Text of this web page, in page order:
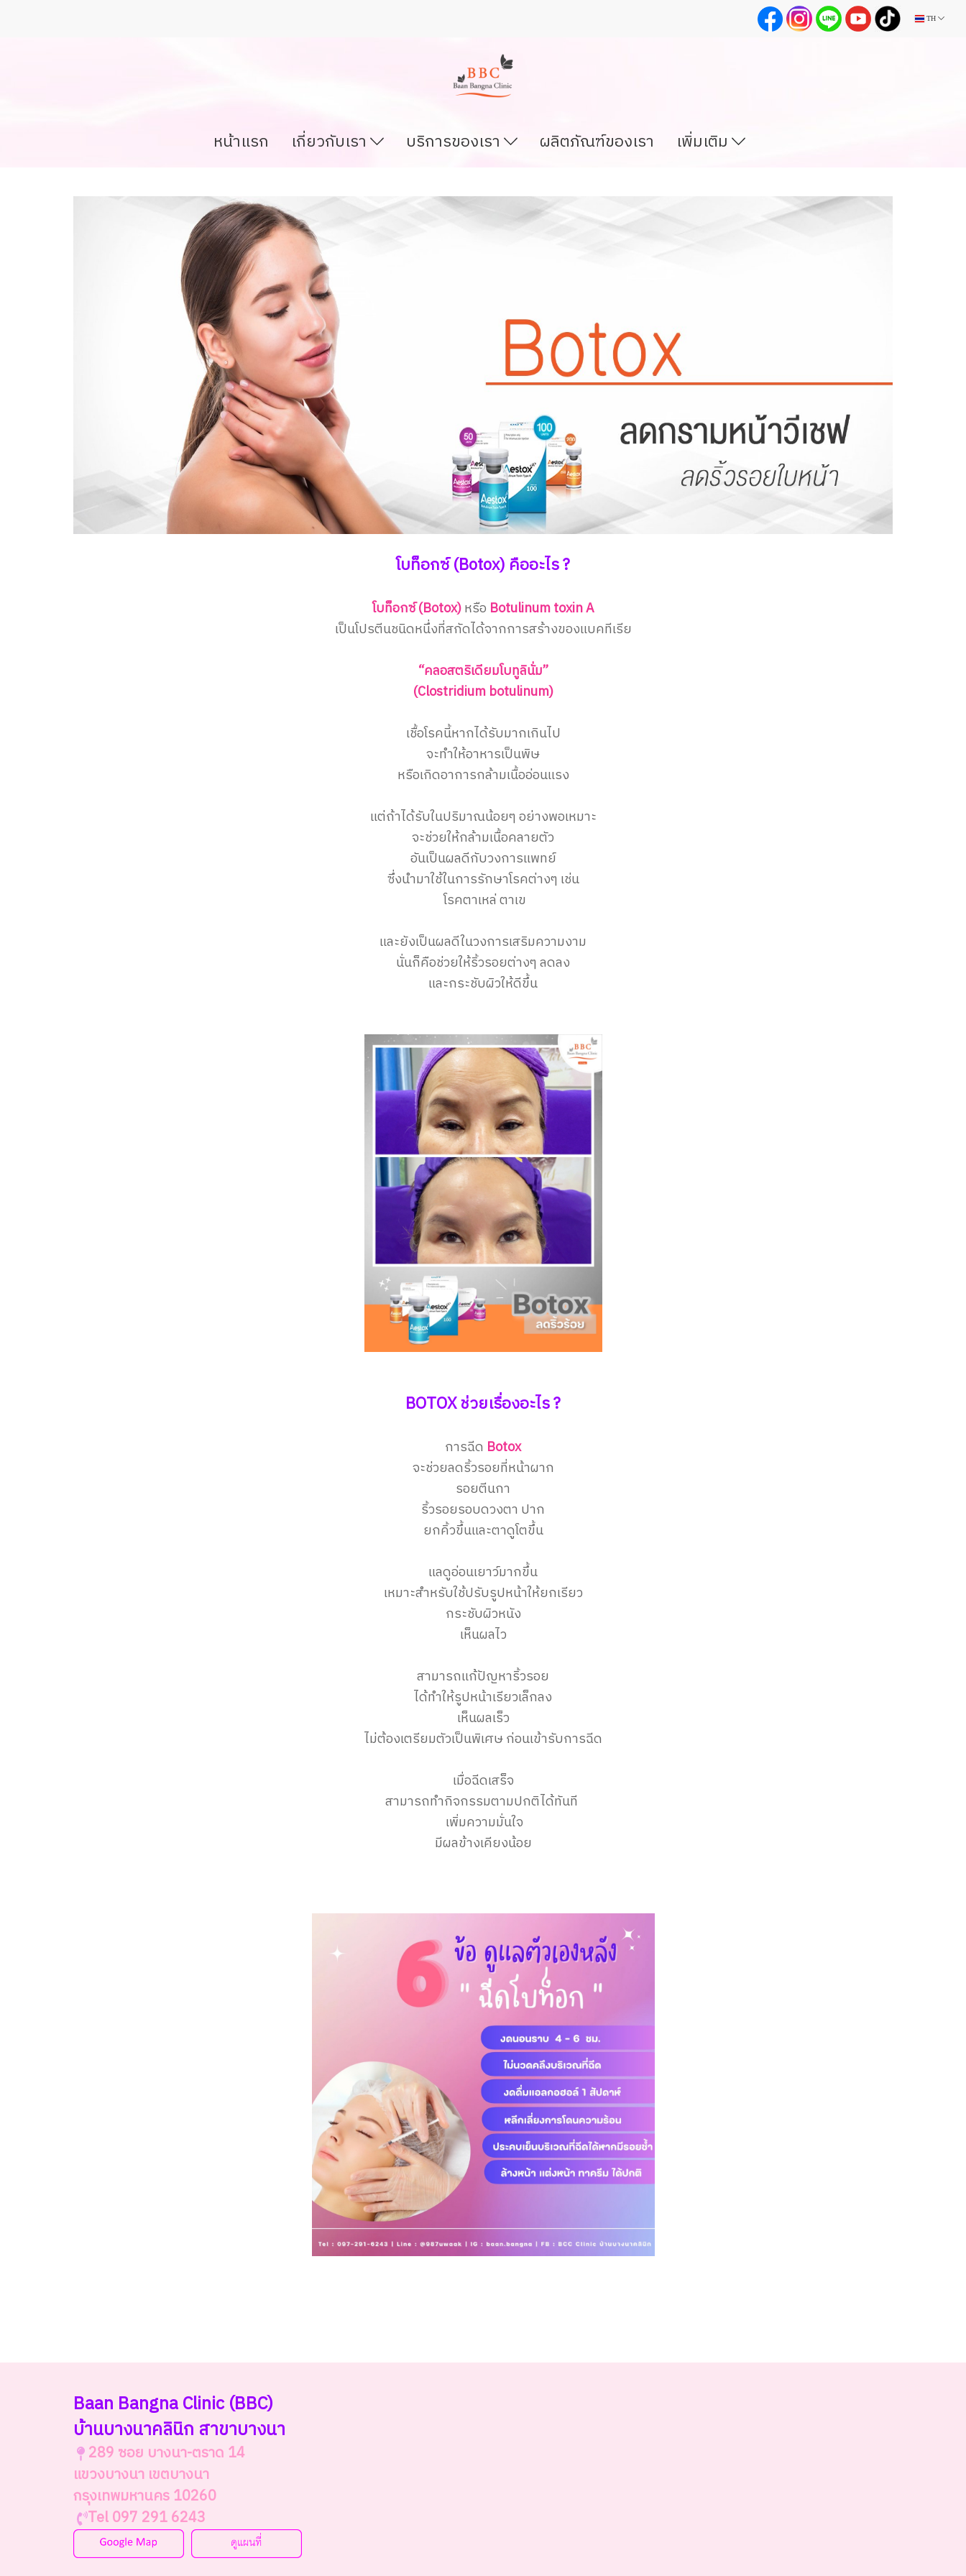
TH
หน้าแรก เกี่ยวกับเรา บริการของเรา ผลิตภัณฑ์ของเรา เพิ่มเติม
โบท็อกซ์ (Botox) คืออะไร ?
โบท็อกซ์ (Botox)หรือ Botulinum toxin A
เป็นโปรตีนชนิดหนึ่งที่สกัดได้จากการสร้างของแบคทีเรีย
“คลอสตริเดียมโบทูลินั่ม”
(Clostridium botulinum)
เชื้อโรคนี้หากได้รับมากเกินไป
จะทำให้อาหารเป็นพิษ
หรือเกิดอาการกล้ามเนื้ออ่อนแรง
แต่ถ้าได้รับในปริมาณน้อยๆ อย่างพอเหมาะ
จะช่วยให้กล้ามเนื้อคลายตัว
อันเป็นผลดีกับวงการแพทย์
ซึ่งนำมาใช้ในการรักษาโรคต่างๆ เช่น
โรคตาเหล่ ตาเข
และยังเป็นผลดีในวงการเสริมความงาม
นั่นก็คือช่วยให้ริ้วรอยต่างๆ ลดลง
และกระชับผิวให้ดีขึ้น
BOTOX ช่วยเรื่องอะไร ?
การฉีด Botox
จะช่วยลดริ้วรอยที่หน้าผาก
รอยตีนกา
ริ้วรอยรอบดวงตา ปาก
ยกคิ้วขึ้นและตาดูโตขึ้น
แลดูอ่อนเยาว์มากขึ้น
เหมาะสำหรับใช้ปรับรูปหน้าให้ยกเรียว
กระชับผิวหนัง
เห็นผลไว
สามารถแก้ปัญหาริ้วรอย
ได้ทำให้รูปหน้าเรียวเล็กลง
เห็นผลเร็ว
ไม่ต้องเตรียมตัวเป็นพิเศษ ก่อนเข้ารับการฉีด
เมื่อฉีดเสร็จ
สามารถทำกิจกรรมตามปกติได้ทันที
เพิ่มความมั่นใจ
มีผลข้างเคียงน้อย
Baan Bangna Clinic(BBC)
บ้านบางนาคลินิก สาขาบางนา
289 ซอย บางนา-ตราด 14
แขวงบางนา เขตบางนา
กรุงเทพมหานคร 10260
Tel 097 291 6243